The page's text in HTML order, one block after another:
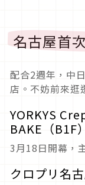
名古屋首
配合2週年，中
店。不妨前來逛
YORKYS
BAKE（B1F）
3月18日開幕，
クロプリ名古